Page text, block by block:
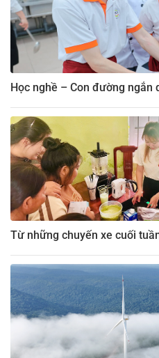
Học nghề – Con đường ngắn
Từ những chuyến xe cuối